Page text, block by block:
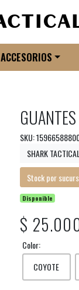
ACCESORIOS
SKU:
SHARK TACTICAL
Stock por
Disponible
$
Color:
COYOTE